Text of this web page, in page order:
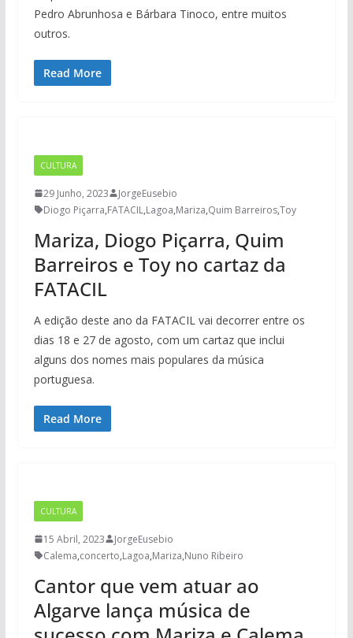
Pedro Abrunhosa e Bárbara Tinoco, entre muitos
outros.
Read More
CULTURA
29 Junho, 2023
JorgeEusebio
Diogo Piçarra,FATACIL,Lagoa,Mariza,Quim Barreiros,Toy
Mariza, Diogo Piçarra, Quim
Barreiros e Toy no cartaz da
FATACIL
A edição deste ano da FATACIL vai decorrer entre os
dias 18 e 27 de agosto, com um cartaz que inclui
alguns dos nomes mais populares da música
portuguesa.
Read More
CULTURA
15 Abril, 2023
JorgeEusebio
Calema,concerto,Lagoa,Mariza,Nuno Ribeiro
Cantor que vem atuar ao
Algarve lança música de